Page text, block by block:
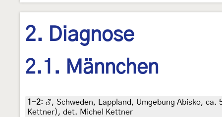
2. Diagnose
2.1. Männchen
1-2: ♂, Schweden, Lappland, Umgebung Abisko,
Kettner), det. Michel Kettner